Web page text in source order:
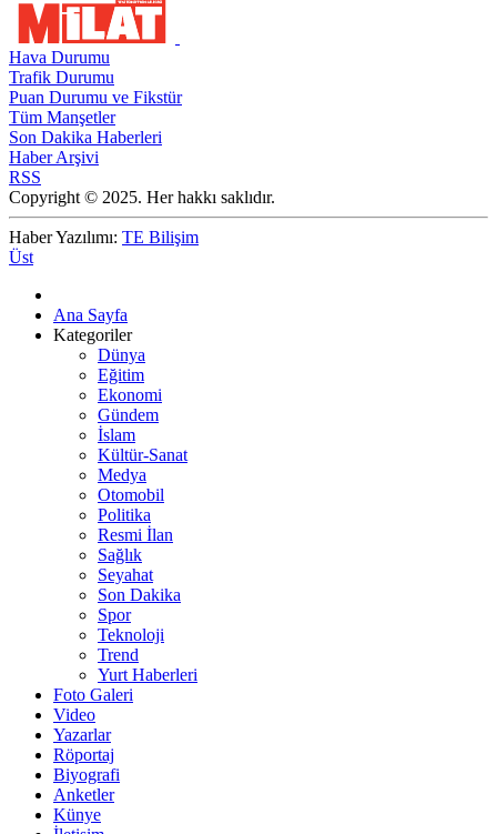
Hava Durumu
Trafik Durumu
Puan Durumu ve Fikstür
Tüm Manşetler
Son Dakika Haberleri
Haber Arşivi
RSS
Copyright © 2025. Her hakkı saklıdır.
Haber Yazılımı: TE Bilişim
Üst
Ana Sayfa
Kategoriler
Dünya
Eğitim
Ekonomi
Gündem
İslam
Kültür-Sanat
Medya
Otomobil
Politika
Resmi İlan
Sağlık
Seyahat
Son Dakika
Spor
Teknoloji
Trend
Yurt Haberleri
Foto Galeri
Video
Yazarlar
Röportaj
Biyografi
Anketler
Künye